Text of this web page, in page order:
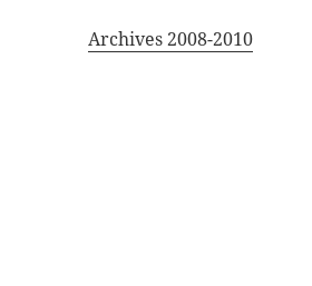
Archives 2008-2010